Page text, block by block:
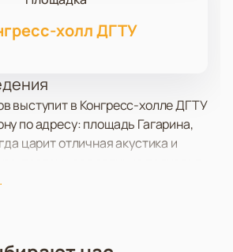
холл ДГТУ
выступит в Конгресс-холле ДГТУ
по адресу: площадь Гагарина,
царит отличная акустика и
концерте Вячеслава